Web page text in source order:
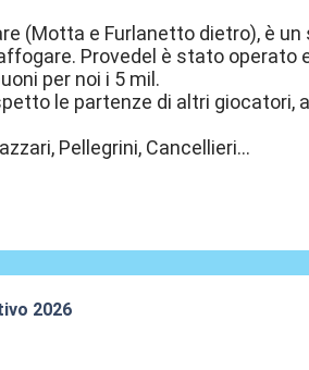
(Motta e Furlanetto dietro), è
Provedel è stato operato
per noi i 5 mil.
le partenze di altri giocatori,
Pellegrini, Cancellieri...
2026